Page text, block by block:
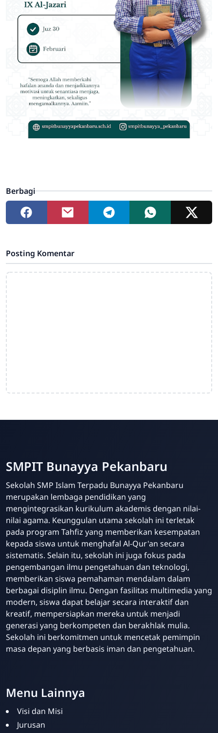
Berbagi
Posting Komentar
SMPIT Bunayya Pekanbaru
Sekolah SMP Islam Terpadu Bunayya Pekanbaru
merupakan lembaga pendidikan yang
mengintegrasikan kurikulum akademis dengan nilai-
nilai agama. Keunggulan utama sekolah ini terletak
pada program Tahfiz yang memberikan kesempatan
kepada siswa untuk menghafal Al-Qur'an secara
sistematis. Selain itu, sekolah ini juga fokus pada
pengembangan ilmu pengetahuan dan teknologi,
memberikan siswa pemahaman mendalam dalam
berbagai disiplin ilmu. Dengan fasilitas multimedia yang
modern, siswa dapat belajar secara interaktif dan
kreatif, mempersiapkan mereka untuk menjadi
generasi yang berkompeten dan berakhlak mulia.
Sekolah ini berkomitmen untuk mencetak pemimpin
masa depan yang berbasis iman dan pengetahuan.
Menu Lainnya
Visi dan Misi
Jurusan